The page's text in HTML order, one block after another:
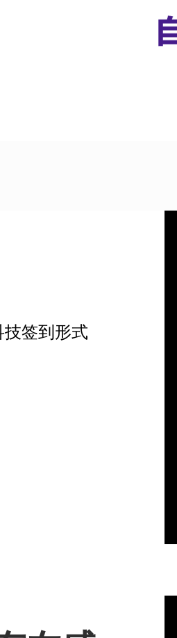
签到形式